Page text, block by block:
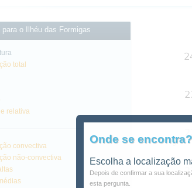
para o Ilhéu das Formigas
total
relativa
convectiva
não-convectiva
Onde se encontra?
Escolha a localização
Depois de confirmar a sua
esta pergunta.